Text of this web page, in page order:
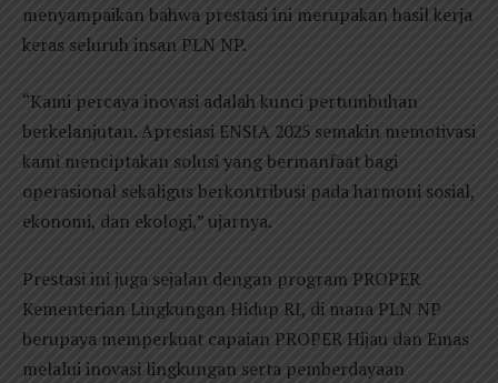
menyampaikan bahwa prestasi ini merupakan hasil kerja
keras seluruh insan PLN NP.
“Kami percaya inovasi adalah kunci pertumbuhan
berkelanjutan. Apresiasi ENSIA 2025 semakin memotivasi
kami menciptakan solusi yang bermanfaat bagi
operasional sekaligus berkontribusi pada harmoni sosial,
ekonomi, dan ekologi,” ujarnya.
Prestasi ini juga sejalan dengan program PROPER
Kementerian Lingkungan Hidup RI, di mana PLN NP
berupaya memperkuat capaian PROPER Hijau dan Emas
melalui inovasi lingkungan serta pemberdayaan